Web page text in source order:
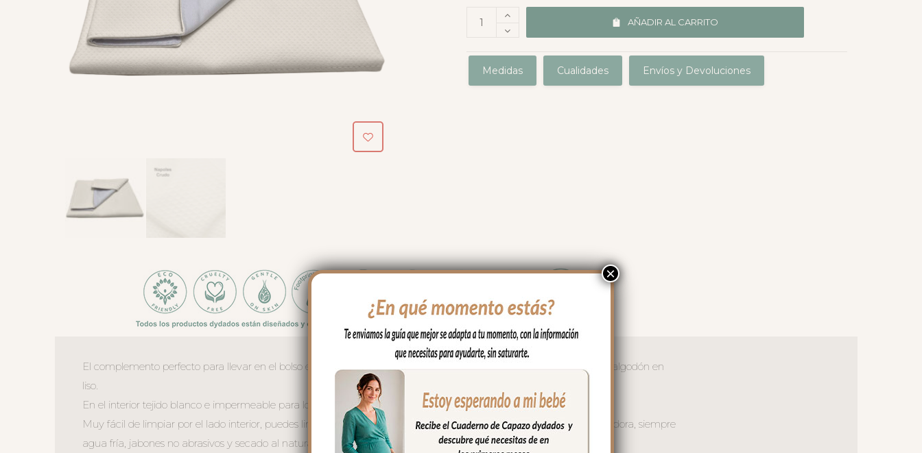
AÑADIR AL CARRITO
Medidas Cualidades Envíos y Devoluciones
El complemento perfecto para llevar en el bolso en los paseos y salidas con tu bebé. Cambiador en tejido piqué de algodón en
liso.
En el interior tejido blanco e impermeable para los posibles escapes del bebé.
Muy fácil de limpiar por el lado interior, puedes limpiar con paño húmedo y cuando necesites puedes lavar en lavadora, siempre
agua fría, jabones no abrasivos y secado al natural.
×